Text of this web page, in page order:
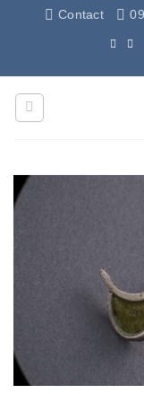
ΜετάβασηContact